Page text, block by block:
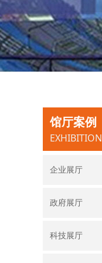
企业展厅
政府展厅
科技展厅
馆厅案例
EXHIBITION